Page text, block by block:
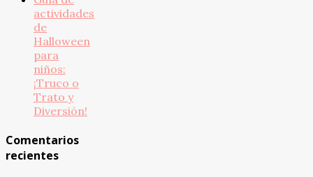
actividades
de
Halloween
para
niños:
¡Truco o
Trato y
Diversión!
Comentarios
recientes